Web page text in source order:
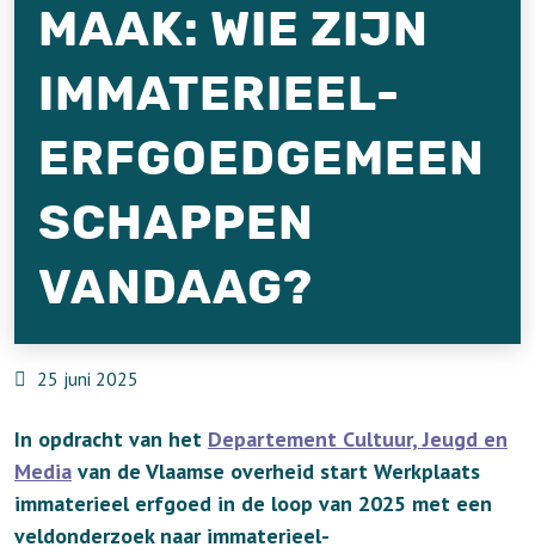
MAAK: WIE ZIJN
IMMATERIEEL-
ERFGOEDGEMEEN
SCHAPPEN
VANDAAG?
25 juni 2025
In opdracht van het Departement Cultuur, Jeugd en
Media van de Vlaamse overheid start Werkplaats
immaterieel erfgoed in de loop van 2025 met een
veldonderzoek naar immaterieel-